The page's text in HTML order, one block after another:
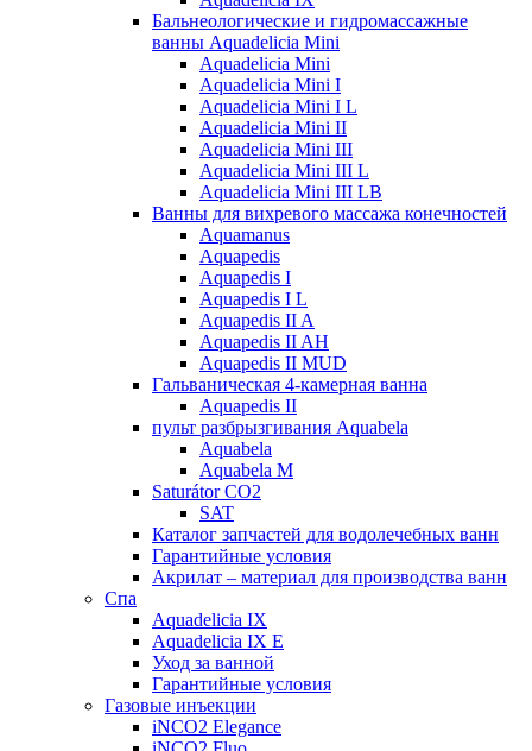
Бальнеологические и гидромассажные
ванны Aquadelicia Mini
Aquadelicia Mini
Aquadelicia Mini I
Aquadelicia Mini I L
Aquadelicia Mini II
Aquadelicia Mini III
Aquadelicia Mini III L
Aquadelicia Mini III LB
Ванны для вихревого массажа конечностей
Aquamanus
Aquapedis
Aquapedis I
Aquapedis I L
Aquapedis II A
Aquapedis II AH
Aquapedis II MUD
Гальваническая 4-камерная вaннa
Aquapedis II
пульт рaзбрызгивaния Aquabela
Aquabela
Aquabela M
Saturátor CO2
SAT
Кaтaлог запчастeй для водолечебных ванн
Гарантийные ycлoвия
Акрилат – материал для производства ванн
Спа
Aquadelicia IX
Aquadelicia IX E
Уход за ванной
Гарантийные ycлoвия
Газовые инъекции
iNCO2 Elegance